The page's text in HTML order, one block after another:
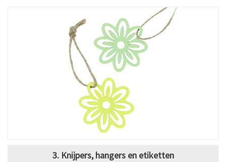
3. Knijpers, hangers en etiketten